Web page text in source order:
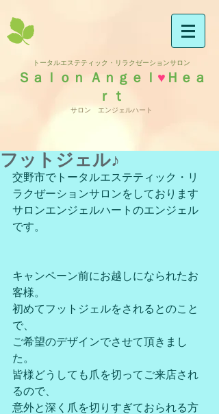
トータルエステティック・リラクゼーションサロン
Ｓａｌｏｎ Ａｎｇｅｌ ♥ Ｈｅａ
ｒｔ
サロン エンジェルハート
フットジェル♪
交野市でトータルエステティック・リ
ラクぜーションサロンをしております
サロンエンジェルハートのエンジェル
です。
キャンペーン前にお越しになられたお
客様。
初めてフットジェルをされるとのこと
で、
ご希望のデザインでさせて頂きまし
た。
皆様どうしても爪を切ってご来店され
るので、
意外と深く爪を切りすぎておられる方